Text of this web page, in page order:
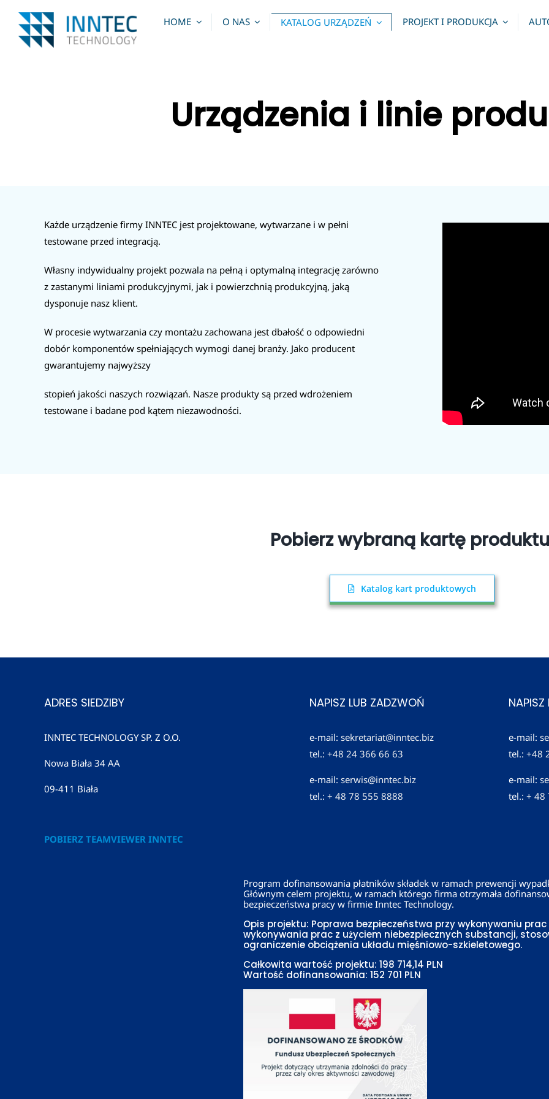
content
HOME O NAS KATALOG URZĄDZEŃ PROJEKT I PRODUKCJA
Urządzenia i linie
Każde urządzenie firmy INNTEC jest projektowane, wytwarzane i w pełni
testowane przed integracją.
Własny indywidualny projekt pozwala na pełną i optymalną integrację zarówno
z zastanymi liniami produkcyjnymi, jak i powierzchnią produkcyjną, jaką
dysponuje nasz klient.
W procesie wytwarzania czy montażu zachowana jest dbałość o odpowiedni
dobór komponentów spełniających wymogi danej branży. Jako producent
gwarantujemy najwyższy
stopień jakości naszych rozwiązań. Nasze produkty są przed wdrożeniem
testowane i badane pod kątem niezawodności.
Pobierz wybraną kartę
Katalog kart produktowych
ADRES SIEDZIBY
INNTEC TECHNOLOGY SP. Z O.O.
Nowa Biała 34 AA
09-411 Biała
POBIERZ TEAMVIEWER INNTEC
NAPISZ LUB ZADZWOŃ
e-mail:sekretariat@inntec.biz
tel.:+48 24 366 66 63
e-mail:serwis@inntec.biz
tel.:+ 48 78 555 8888
e-mail:
tel.:+48
e-mail:
tel.:+ 48
Program dofinansowania płatników składek w ramach prewencji
Głównym celem projektu, w ramach którego firma otrzymała
bezpieczeństwa pracy w firmie Inntec Technology.
Opis projektu: Poprawa bezpieczeństwa przy wykonywaniu
wykonywania prac z użyciem niebezpiecznych substancji,
ograniczenie obciążenia układu mięśniowo-szkieletowego.
Całkowita wartość projektu: 198 714,14 PLN
Wartość dofinansowania: 152 701 PLN